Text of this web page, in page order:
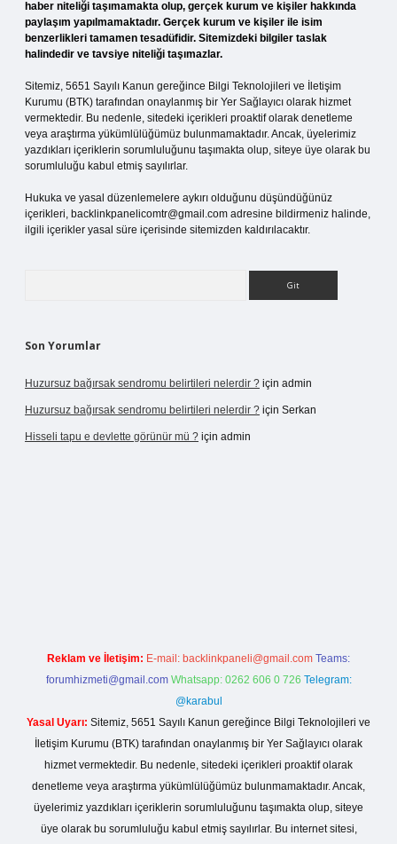
haber niteliği taşımamakta olup, gerçek kurum ve kişiler hakkında
paylaşım yapılmamaktadır. Gerçek kurum ve kişiler ile isim
benzerlikleri tamamen tesadüfidir. Sitemizdeki bilgiler taslak
halindedir ve tavsiye niteliği taşımazlar.
Sitemiz, 5651 Sayılı Kanun gereğince Bilgi Teknolojileri ve İletişim
Kurumu (BTK) tarafından onaylanmış bir Yer Sağlayıcı olarak hizmet
vermektedir. Bu nedenle, sitedeki içerikleri proaktif olarak denetleme
veya araştırma yükümlülüğümüz bulunmamaktadır. Ancak, üyelerimiz
yazdıkları içeriklerin sorumluluğunu taşımakta olup, siteye üye olarak bu
sorumluluğu kabul etmiş sayılırlar.
Hukuka ve yasal düzenlemelere aykırı olduğunu düşündüğünüz
içerikleri, backlinkpanelicomtr@gmail.com adresine bildirmeniz halinde,
ilgili içerikler yasal süre içerisinde sitemizden kaldırılacaktır.
Son Yorumlar
Huzursuz bağırsak sendromu belirtileri nelerdir ? için admin
Huzursuz bağırsak sendromu belirtileri nelerdir ? için Serkan
Hisseli tapu e devlette görünür mü ? için admin
Reklam ve İletişim: E-mail: backlinkpaneli@gmail.com Teams:
forumhizmeti@gmail.com Whatsapp: 0262 606 0 726 Telegram:
@karabul
Yasal Uyarı: Sitemiz, 5651 Sayılı Kanun gereğince Bilgi Teknolojileri ve
İletişim Kurumu (BTK) tarafından onaylanmış bir Yer Sağlayıcı olarak
hizmet vermektedir. Bu nedenle, sitedeki içerikleri proaktif olarak
denetleme veya araştırma yükümlülüğümüz bulunmamaktadır. Ancak,
üyelerimiz yazdıkları içeriklerin sorumluluğunu taşımakta olup, siteye
üye olarak bu sorumluluğu kabul etmiş sayılırlar. Bu internet sitesi,